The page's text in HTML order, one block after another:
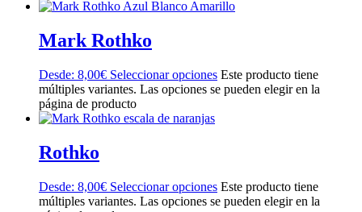
Mark Rothko
Desde: 8,00€ Seleccionar opciones Este producto tiene
múltiples variantes. Las opciones se pueden elegir en la
página de producto
Rothko
Desde: 8,00€ Seleccionar opciones Este producto tiene
múltiples variantes. Las opciones se pueden elegir en la